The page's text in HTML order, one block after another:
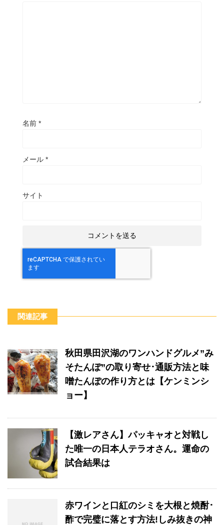
名前 *
メール *
サイト
関連記事
秋田県田沢湖のワンハンドグルメ”み
そたんぽ”の取り寄せ･通販方法と味
噌たんぽの作り方とは【ケンミンシ
ョー】
【激レアさん】パッキャオと対戦し
た唯一の日本人テラオさん。運命の
試合結果は
赤ワインと口紅のシミを大根と焼酎･
酢で完璧に落とす方法!しみ抜きの神